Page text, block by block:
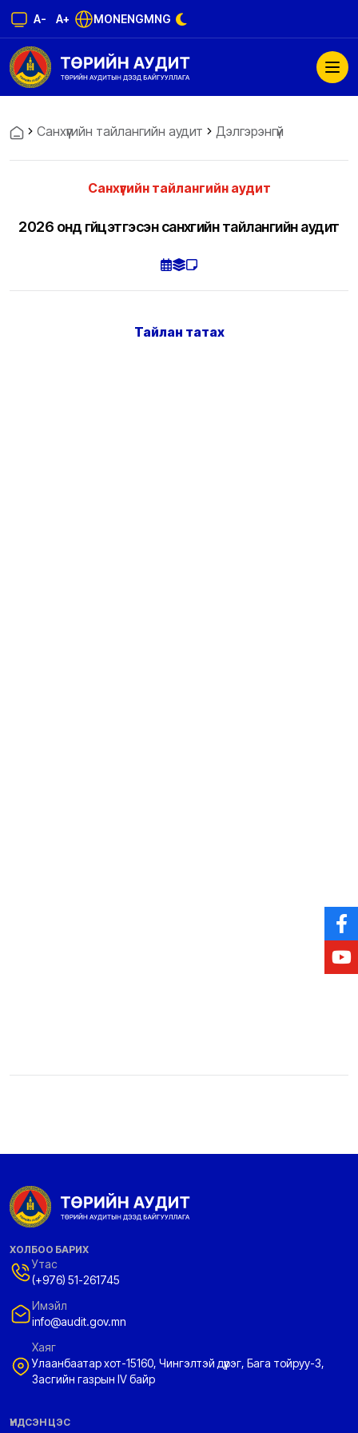
A- A+ MONENGMNG
Санхүүгийн тайлангийн аудит Дэлгэрэнгүй
Санхүүгийн тайлангийн аудит
2026 онд гүйцэтгэсэн санхүүгийн тайлангийн аудит
Тайлан татах
ХОЛБОО БАРИХ
Утас
(+976) 51-261745
Имэйл
info@audit.gov.mn
Хаяг
Улаанбаатар хот-15160, Чингэлтэй дүүрэг, Бага тойруу-3,
Засгийн газрын IV байр
ҮНДСЭН ЦЭС